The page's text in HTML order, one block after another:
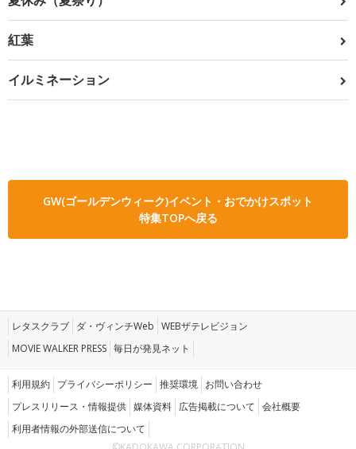
紅葉
イルミネーション
GW(ゴールデンウィーク)イベント・おでかけスポット
特集TOPへ戻る
レタスクラブ ダ・ヴィンチWeb WEBザテレビジョン
MOVIE WALKER PRESS 毎日が発見ネット
利用規約 プライバシーポリシー 推奨環境 お問い合わせ
プレスリリース・情報提供 媒体資料 広告掲載について 会社概要
利用者情報の外部送信について